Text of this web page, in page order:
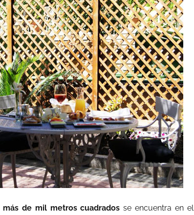
más de mil metros cuadrados se encuentra en el